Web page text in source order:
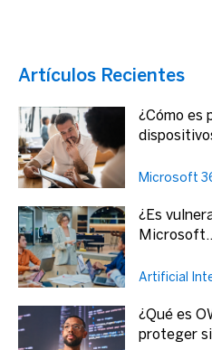
Artículos Recientes
¿Cómo es
Microsoft
¿Es
Artificial
¿Qué es
proteger